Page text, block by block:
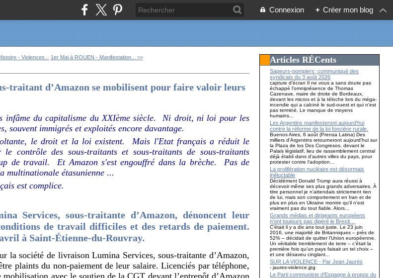
Connexion + Créer mon blog
- Violences... 1er Mai à ROUEN - Manifestation... >>
traitant d’Amazon se mobilisent pour faire valoir leurs
infâme du capitalisme du XXIème siècle. Ni droit, ni loi pour les
souvent immigrés et exploités encore davantage.
le droit et la loi existent. Mais l'Etat français a réduit le
contrôle des sous-traitants et sous-traitants de sous-traitants
de travail. Et Amazon s'est engouffré dans la brèche. Pas de
multinationale étasunienne ...
est complice.
Services, sous-traitante d’Amazon, dénoncent leur
de travail difficiles et des retards de paiement.
à Saint-Étienne-du-Rouvray.
la société de livraison Lumina Services, sous-traitante d’Amazon,
plaints du non-paiement de leur salaire. Licenciés par téléphone,
avec le soutien de la CGT devant l’entrepôt d’Amazon
Articles RÉCents
Sapeurs-pompiers; communiqué des
syndicats du 3 août 2026
capture d'écran Il ne vous a sans doute pas
échappé l'omniprésence de Thomas
Cazenave, maire de droite de Bordeaux,
devant les micros et à la téloche lors du méga-
incendie qui a calciné le sud-ouest et qui n'est
pas terminé. Le manque de moyens
humains...
Les Argentins manifesteront aujourd'hui
contre la réforme de la loi foncière rurale.
Buenos Aires, 6 août (Prensa Latina) Des
milliers d'Argentins retourneront aujourd'hui sur
la Plaza de los Dos Congresos, devant le
Palais législatif, lieu de rassemblement central
déjà établi dans d'autres villes du pays, pour
protester contre l'adoption...
La prolifération nucléaire est désormais
inéluctable
Décidément Donald Trump aura réussi à
décevoir même ses plus grands adversaires. À
titre personnel je n'attendais strictement rien
de lui, mais son comportement en Iran et de
plus en plus en Ukraine montre qu'il n'est
vraiment pas du tout fiable. Alors...
Grands médias et dirigeants européens
n’ont toujours pas digéré le Brexit…
C’était il y a dix ans tout juste. Le 23 juin
2016, une majorité de Britanniques – près de
52% – décidait de quitter l’Union européenne.
Un véritable tremblement de terre – c’était la
première fois qu’un pays faisait un tel choix –
et une désaveu cinglant...
SUR LA VIOLENCE - Par Jean Jaurès
- jaures-violence.jpg
Le Parti communiste d'Espagne à propos du